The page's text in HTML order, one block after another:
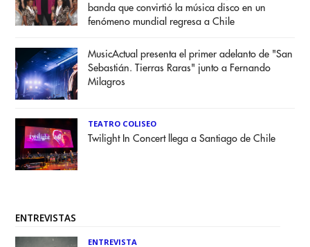
banda que convirtió la música disco en un
fenómeno mundial regresa a Chile
MusicActual presenta el primer adelanto de "San
Sebastián. Tierras Raras" junto a Fernando
Milagros
TEATRO COLISEO
Twilight In Concert llega a Santiago de Chile
ENTREVISTAS
ENTREVISTA